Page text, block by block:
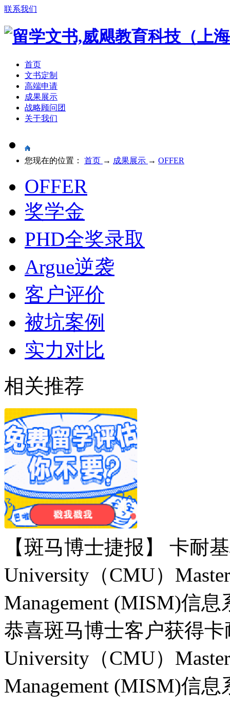
联系我们
首页
文书定制
高端申请
成果展示
战略顾问团
关于我们
您现在的位置： 首页 → 成果展示 → OFFER
OFFER
奖学金
PHD全奖录取
Argue逆袭
客户评价
被坑案例
实力对比
相关推荐
【斑马博士捷报】 卡耐
University（CMU）
Management (MISM)信
恭喜斑马博士客户获得卡
University（CMU）
Management (MISM)信